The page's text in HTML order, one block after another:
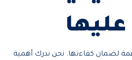
لضمان كفاءتها. نحن ندرك أهمية